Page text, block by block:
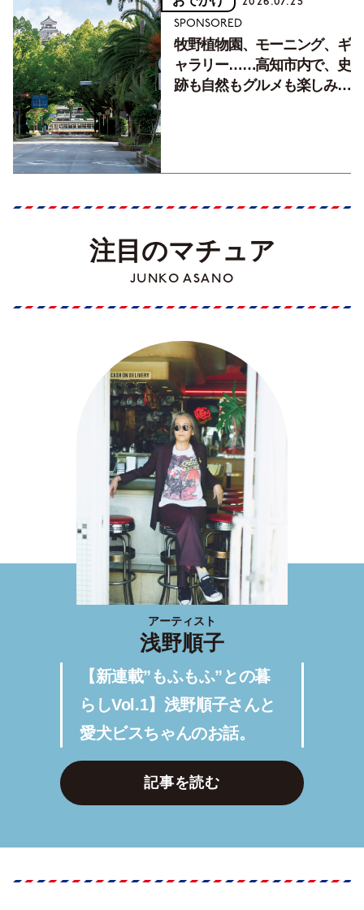
SPONSORED
牧野植物園、モーニング、ギ
ャラリー……高知市内で、史
跡も自然もグルメも楽しみ尽
注目のマチュア
JUNKO ASANO
アーティスト
浅野順子
【新連載”もふもふ”との暮
らしVol.1】浅野順子さんと
愛犬ビスちゃんのお話。
記事を読む